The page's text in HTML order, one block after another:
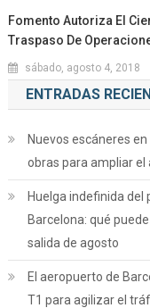
Fomento Autoriza El
Traspaso De
sábado, agosto 4, 2018
ENTRADAS
Nuevos escáneres
obras para ampliar el
Huelga indefinida del
Barcelona: qué
salida de agosto
El aeropuerto de
T1 para agilizar el